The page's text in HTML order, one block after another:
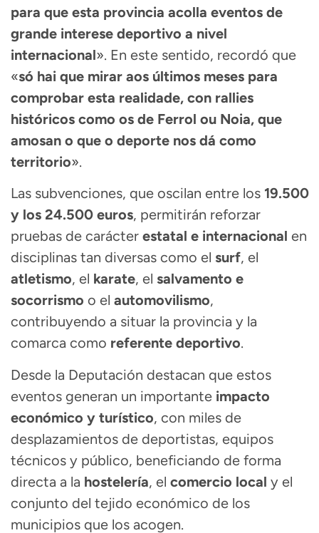
para que esta provincia acolla eventos de
grande interese deportivo a nivel
internacional». En este sentido, recordó que
«só hai que mirar aos últimos meses para
comprobar esta realidade, con rallies
históricos como os de Ferrol ou Noia, que
amosan o que o deporte nos dá como
territorio».
Las subvenciones, que oscilan entre los 19.500
y los 24.500 euros, permitirán reforzar
pruebas de carácter estatal e internacional en
disciplinas tan diversas como el surf, el
atletismo, el karate, el salvamento e
socorrismo o el automovilismo,
contribuyendo a situar la provincia y la
comarca como referente deportivo.
Desde la Deputación destacan que estos
eventos generan un importante impacto
económico y turístico, con miles de
desplazamientos de deportistas, equipos
técnicos y público, beneficiando de forma
directa a la hostelería, el comercio local y el
conjunto del tejido económico de los
municipios que los acogen.